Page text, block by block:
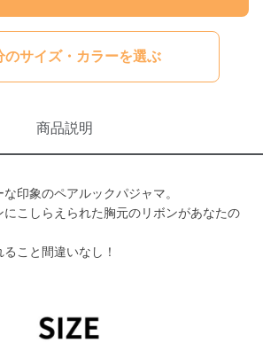
のサイズ・カラーを選ぶ
商品説明
印象のペアルックパジャマ。
こしらえられた胸元のリボンがあなたの
こと間違いなし！